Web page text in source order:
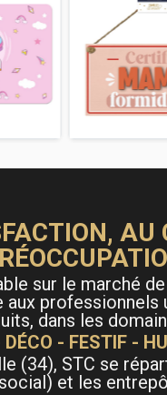
Next
* L’abus
la
AU
sur le marché
professionnels
dans les
- FESTIF -
(34), STC se
et les